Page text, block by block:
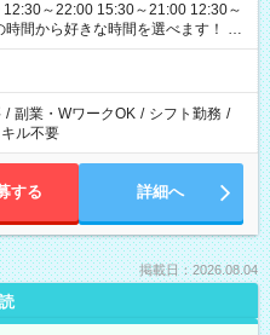
～22:00 15:30～21:00 12:30～
ります
/ 副業・WワークOK / シフト勤務 /
ル不要
する 詳細へ
掲載日：2026.08.04